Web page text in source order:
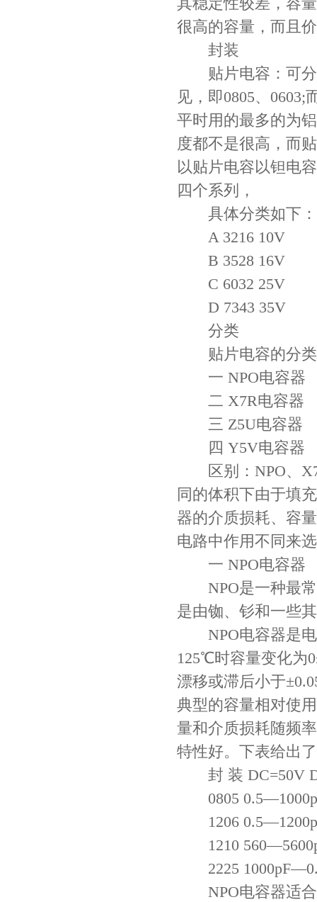
很高的容量，而且
封装
贴片电容：可分
见，即0805、
平时用的最多的为
度都不是很高，而
以贴片电容以钽电
四个系列，
具体分类如下：
A 3216 10V
B 3528 16V
C 6032 25V
D 7343 35V
分类
贴片电容的分类
一 NPO电容器
二 X7R电容器
三 Z5U电容器
四 Y5V电容器
区别：NPO、
同的体积下由于填
器的介质损耗、容
电路中作用不同来
一 NPO电容器
NPO是一种最常
是由铷、钐和一些
NPO电容器是电
125℃时容量变化为
漂移或滞后小于
典型的容量相对使
量和介质损耗随频
特性好。下表给出
封 装 DC=50V
0805
1206
1210
2225
NPO电容器适合